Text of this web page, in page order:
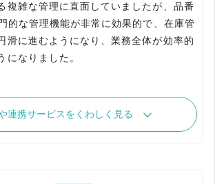
複雑な管理に直面していましたが、品番
的な管理機能が非常に効果的で、在庫管
滑に進むようになり、業務全体が効率的
になりました。
連携サービスをくわしく見る